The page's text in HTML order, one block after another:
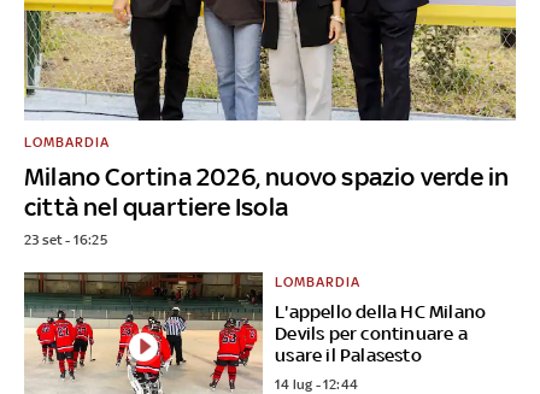
Milano Cortina 2026, nuovo spazio verde in
città nel quartiere Isola
LOMBARDIA
23 set - 16:25
L'appello della HC Milano
Devils per continuare a
usare il Palasesto
LOMBARDIA
14 lug - 12:44